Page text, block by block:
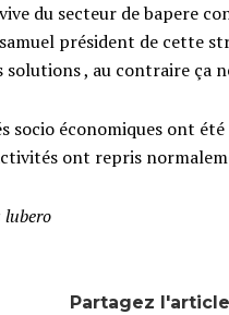
du secteur de bapere
président de cette
solutions , au contraire ça
socio économiques ont
ont repris
Partagez